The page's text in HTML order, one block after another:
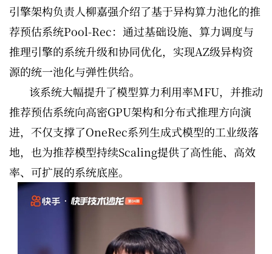
引擎架构负责人柳嘉强介绍了基于异构算力池化的推
荐预估系统Pool-Rec：通过基础设施、算力调度与
推理引擎的系统升级和协同优化，实现AZ级异构资
源的统一池化与弹性供给。
该系统大幅提升了模型算力利用率MFU，并推动
推荐预估系统向高密GPU架构和分布式推理方向演
进，不仅支撑了OneRec系列生成式模型的工业级落
地，也为推荐模型持续Scaling提供了高性能、高效
率、可扩展的系统底座。